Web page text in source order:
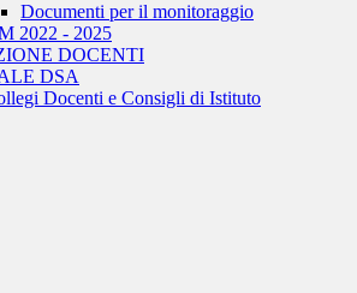
Documenti per il monitoraggio
2022 - 2025
DOCENTI
DSA
Docenti e Consigli di Istituto